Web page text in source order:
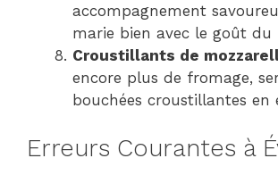
accompagnement
marie bien avec le goût du
Croustillants de
encore plus de fromage,
bouchées croustillantes en
Erreurs Courantes à